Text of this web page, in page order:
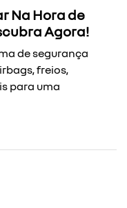
Na Hora de
Agora!
de segurança
freios,
para uma